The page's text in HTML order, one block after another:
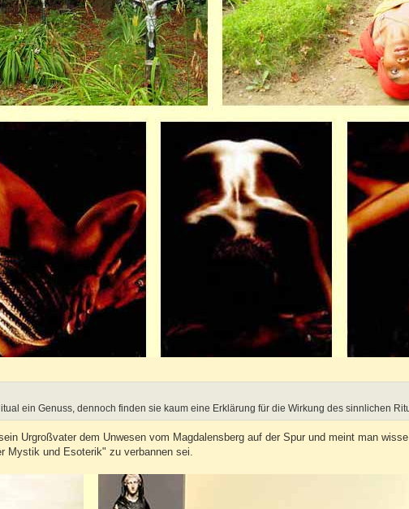
ein Genuss, dennoch finden sie kaum eine Erklärung für die Wirkung des sinnlichen
Urgroßvater dem Unwesen vom Magdalensberg auf der Spur und meint man
Mystik und Esoterik" zu verbannen sei.